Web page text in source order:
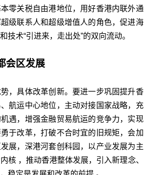
零关税自由港地位，用好香港内联外通
级联系人和超级增值人的角色，促进海
技术“引进来，走出处”的双向流动。
会区发展
，具体改革创新。要进一步巩固提升香
航运中心地位，主动对接国家战略，充
遇，增强金融贸易航运的竞争力，实现
于改革，打破不合时宜的旧规矩，会加
展，深港河套创科园，以产业发展为主
核 ，推动香港整体发展，引入新理念、